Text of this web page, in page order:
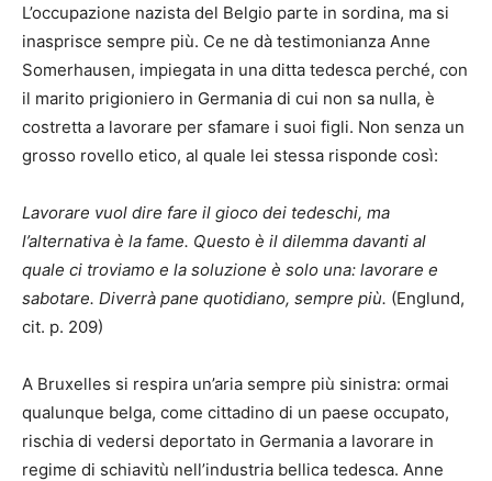
L’occupazione nazista del Belgio parte in sordina, ma si
inasprisce sempre più. Ce ne dà testimonianza Anne
Somerhausen, impiegata in una ditta tedesca perché, con
il marito prigioniero in Germania di cui non sa nulla, è
costretta a lavorare per sfamare i suoi figli. Non senza un
grosso rovello etico, al quale lei stessa risponde così:
Lavorare vuol dire fare il gioco dei tedeschi, ma
l’alternativa è la fame. Questo è il dilemma davanti al
quale ci troviamo e la soluzione è solo una: lavorare e
sabotare. Diverrà pane quotidiano, sempre più. (Englund,
cit. p. 209)
A Bruxelles si respira un’aria sempre più sinistra: ormai
qualunque belga, come cittadino di un paese occupato,
rischia di vedersi deportato in Germania a lavorare in
regime di schiavitù nell’industria bellica tedesca. Anne